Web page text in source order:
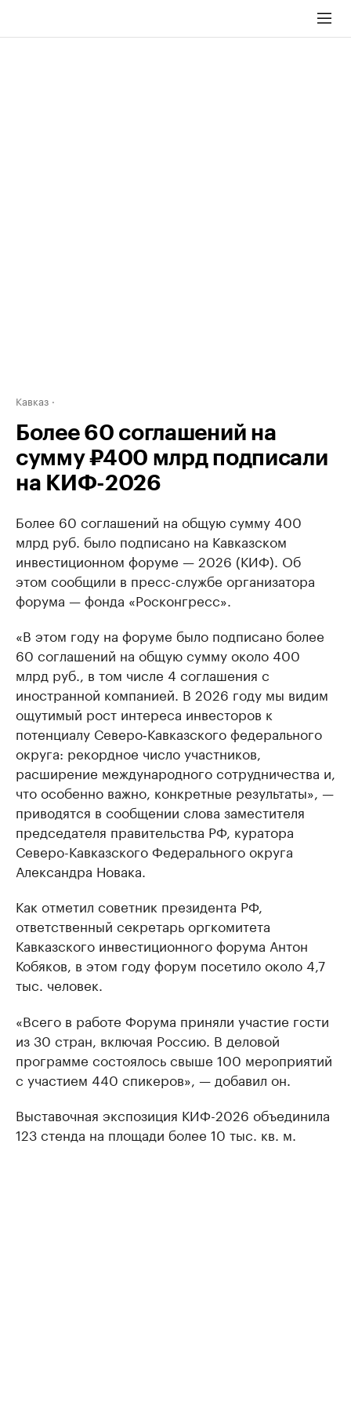
Кавказ
Более 60 соглашений на
сумму ₽400 млрд подписали
на КИФ-2026
Более 60 соглашений на общую сумму 400
млрд руб. было подписано на Кавказском
инвестиционном форуме — 2026 (КИФ). Об
этом сообщили в пресс-службе организатора
форума — фонда «Росконгресс».
«В этом году на форуме было подписано более
60 соглашений на общую сумму около 400
млрд руб., в том числе 4 соглашения с
иностранной компанией. В 2026 году мы видим
ощутимый рост интереса инвесторов к
потенциалу Северо‑Кавказского федерального
округа: рекордное число участников,
расширение международного сотрудничества и,
что особенно важно, конкретные результаты», —
приводятся в сообщении слова заместителя
председателя правительства РФ, куратора
Северо-Кавказского Федерального округа
Александра Новака.
Как отметил советник президента РФ,
ответственный секретарь оргкомитета
Кавказского инвестиционного форума Антон
Кобяков, в этом году форум посетило около 4,7
тыс. человек.
«Всего в работе Форума приняли участие гости
из 30 стран, включая Россию. В деловой
программе состоялось свыше 100 мероприятий
с участием 440 спикеров», — добавил он.
Выставочная экспозиция КИФ-2026 объединила
123 стенда на площади более 10 тыс. кв. м.